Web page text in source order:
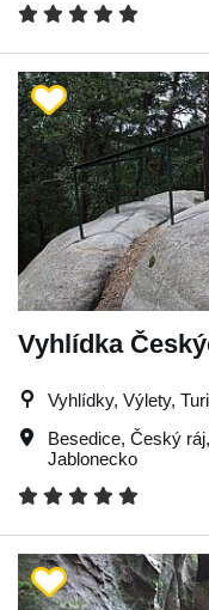
Vyhlídka
Vyhlídky, Výlety,
Besedice, Český ráj,
Jablonecko